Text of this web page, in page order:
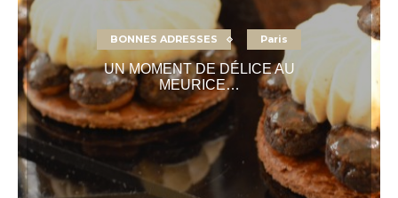
BONNES ADRESSES Paris
UN MOMENT DE DÉLICE AU
MEURICE…